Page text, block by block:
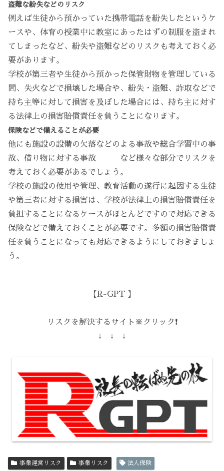
盗難な紛失などのリスク
例えば生徒から預かっていた携帯電話を紛失したというケ
ースや、体育の授業中に教室にあったはずの制服を盗まれ
てしまったなど、紛失や盗難などのリスクも考えておく必
要があります。
学校が第三者や生徒から預かった保管財物を管理している
間、失火などで損壊した場合や、紛失・盗難、詐取などで
持ち主等に対して損害を及ぼした場合には、持ち主に対す
る法律上の損害賠償責任を負うことになります。
保険などで備えることが必要
他にも施設の設備の欠落などのよる事故や総合学習中の事
故、借り物に対する事故 など様々な部分でリスクを
考えておく必要があるでしょう。
学校の施設の使用や管理、教育活動の遂行に起因する生徒
や第三者に対する損害は、学校が法律上の損害賠償責任を
負担することになるケースがほとんどですので対応できる
保険などで備えておくことが必要です。多額の損害賠償責
任を負うことになっても対応できるようにしておきましょ
う。
【R-GPT 】
リスクを解決するサイト※クリック❗️
↓ ↓ ↓
事業運営リスク 事業リスク 法人保険